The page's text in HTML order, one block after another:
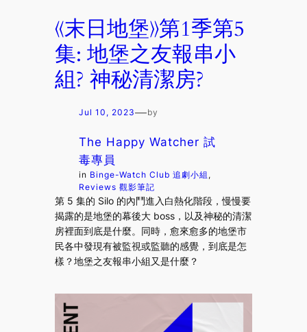
《末日地堡》第1季第5
集: 地堡之友報串小
組? 神秘清潔房?
Jul 10, 2023—by
The Happy Watcher 試
毒專員
in Binge-Watch Club 追劇小組
Reviews 觀影筆記
第 5 集的 Silo 的內鬥進入白熱化階段，慢慢要
揭露的是地堡的幕後大 boss，以及神秘的清潔
房裡面到底是什麼。同時，愈來愈多的地堡市
民各中發現有被監視或監聽的感覺，到底是怎
樣？地堡之友報串小組又是什麼？